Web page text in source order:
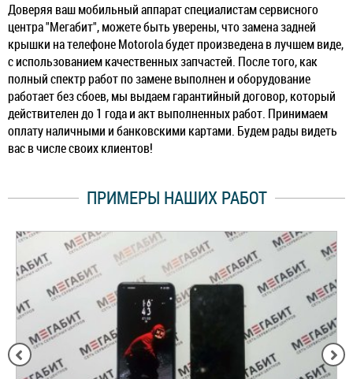
Доверяя ваш мобильный аппарат специалистам сервисного
центра "Мегабит", можете быть уверены, что замена задней
крышки на телефоне Motorola будет произведена в лучшем виде,
с использованием качественных запчастей. После того, как
полный спектр работ по замене выполнен и оборудование
работает без сбоев, мы выдаем гарантийный договор, который
действителен до 1 года и акт выполненных работ. Принимаем
оплату наличными и банковскими картами. Будем рады видеть
вас в числе своих клиентов!
ПРИМЕРЫ НАШИХ РАБОТ